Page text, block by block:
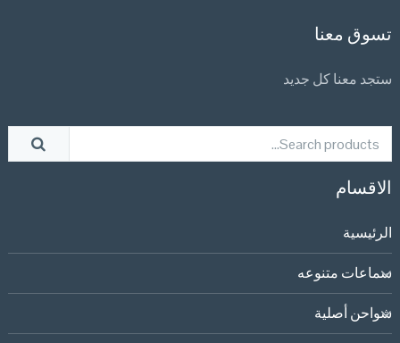
تسوق معنا
ستجد معنا كل جديد
الاقسام
الرئيسية
سماعات متنوعه
شواحن أصلية